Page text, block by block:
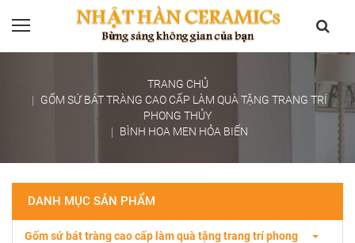
TRANG CHỦ
GỐM SỨ BÁT TRÀNG CAO CẤP LÀM QUÀ TẶNG TRANG TRÍ
PHONG THỦY
BÌNH HOA MEN HỎA BIẾN
DANH MỤC SẢN PHẨM
Gốm sứ bát tràng cao cấp làm quà tặng trang trí phong